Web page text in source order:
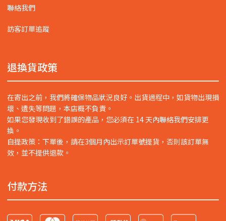
聯絡我們
訪客訂單追蹤
退換貨政策
在寄出之前，我們將確保物品狀況良好。出貨過程中，如貨物出現損
壞、遺失等問題，本店概不負責。
如果您發現收到了錯誤的產品，您必須在 14 天內聯絡我們安排更
換。
自提政策：下單後，請在3個月內出示訂單號提貨，否則該訂單無
效，並不提供退款。
付款方法